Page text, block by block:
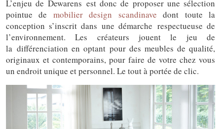
L’enjeu de Dewarens est donc de proposer une sélection
pointue de mobilier design scandinave dont toute la
conception s’inscrit dans une démarche respectueuse de
l’environnement. Les créateurs jouent le jeu de
ladifférenciation en optant pour des meubles de qualité,
originaux et contemporains, pour faire de votre chez vous
un endroit unique et personnel. Le tout à portée de clic.